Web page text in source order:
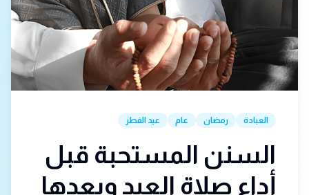
العبادة رمضان عام عيد الفطر
السنن المستحبة قبل
أداء صلاة العيد وبعدها